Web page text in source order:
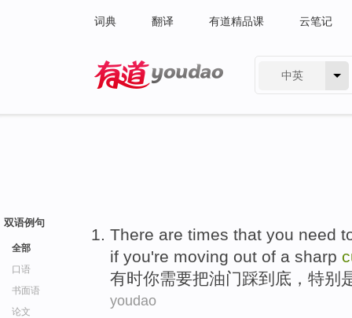
词典 翻译 有道精品课 云笔记
中英
双语例句
全部
口语
书面语
论文
There are times that you need
if you're moving out of a sharp
有时你需要把油门踩到底， 特别
youdao